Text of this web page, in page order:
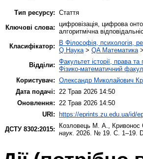
Тип ресурсу: Стаття
Ключові слова: цифровізація, цифрова
алгоритмічна
Класифікатор:
B Філософія, психологія,
Q Наука > QA Математика >
Відділи: Факультет історії, права та
Фізико-математичний
Користувач: Олександр Миколайович
Дата подачі:
22 Трав 2026 14:50
Оновлення:
22 Трав 2026 14:50
URI: https://eprints.zu.edu.ua/id/
ДСТУ 8302:2015:
Козловець М. А. Кривонос
наук. 2026. № 19. С. 1–19.